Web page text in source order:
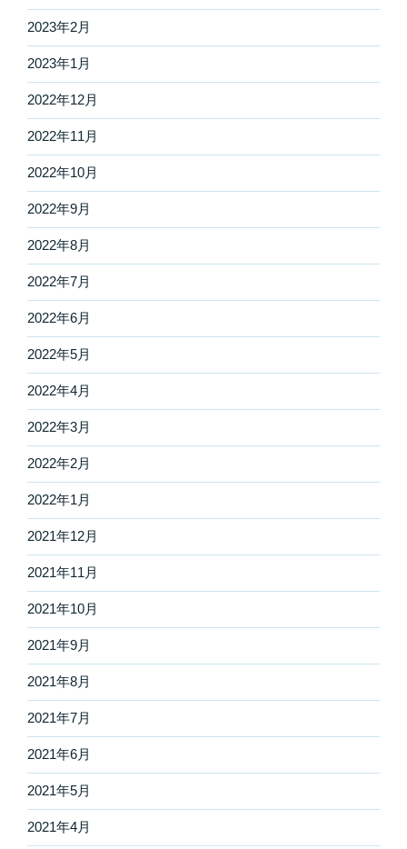
2023年2月
2023年1月
2022年12月
2022年11月
2022年10月
2022年9月
2022年8月
2022年7月
2022年6月
2022年5月
2022年4月
2022年3月
2022年2月
2022年1月
2021年12月
2021年11月
2021年10月
2021年9月
2021年8月
2021年7月
2021年6月
2021年5月
2021年4月